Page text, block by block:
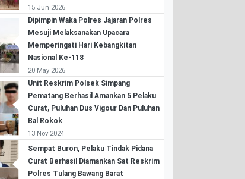
15 Jun 2026
Dipimpin Waka Polres Jajaran Polres
Mesuji Melaksanakan Upacara
Memperingati Hari Kebangkitan
Nasional Ke-118
20 May 2026
Unit Reskrim Polsek Simpang
Pematang Berhasil Amankan 5 Pelaku
Curat, Puluhan Dus Vigour Dan Puluhan
Bal Rokok
13 Nov 2024
Sempat Buron, Pelaku Tindak Pidana
Curat Berhasil Diamankan Sat Reskrim
Polres Tulang Bawang Barat